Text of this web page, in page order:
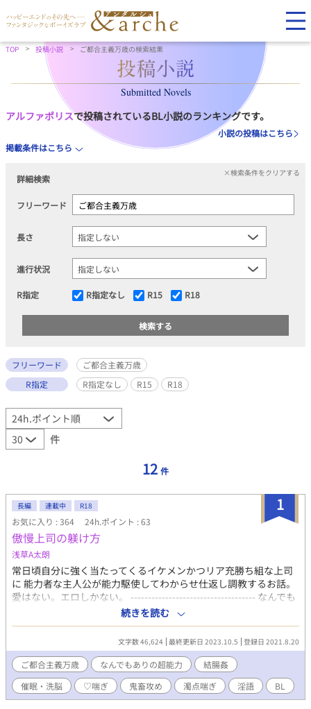
TOP 投稿小説 ご都合主義万歳の検索結果
Submitted Novels
アルファポリスで投稿されているBL小説のランキングです。
小説の投稿はこちら
掲載条件はこちら
詳細検索
×検索条件をクリアする
フリーワード
長さ
進行状況
R指定 R指定なし R15 R18
フリーワード
ご都合主義万歳
R指定
R指定なし R15 R18
件
12 件
1
長編 連載中 R18
お気に入り : 364 24h.ポイント : 63
傲慢上司の躾け方
浅草A太朗
常日頃自分に強く当たってくるイケメンかつリア充勝ち組な上司
に 能力者な主人公が能力駆使してわからせ仕返し調教するお話。
愛はない。エロしかない。 ------------------------------------ なんでも
許せる人向け ご都合主義かつ性癖地雷原の上でタップダンス踊っ
ているような内容なので、だめなら早々に避難して下さい。 登場
人物には屑しかいません。 エロはファンタジー。 タグにこれ入れ
とけってのあったら教えて下さい。 エロ練習作。不定期更新。 ---
--------------------------------- お気に入り200突破ありがとうござい
ます。
続きを読む
文字数 46,624 最終更新日 2023.10.5 登録日 2021.8.20
ご都合主義万歳 なんでもありの超能力
結腸姦
催眠・洗脳
♡喘ぎ 鬼畜攻め 濁点喘ぎ 淫語 BL